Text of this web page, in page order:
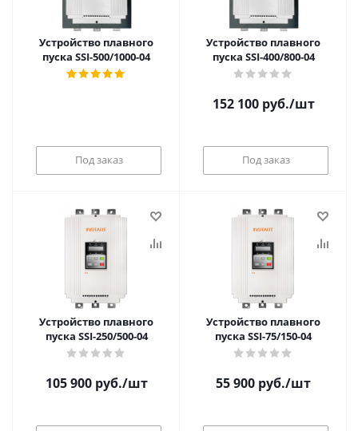
Устройство плавного
пуска SSI-500/1000-04
Под заказ
Устройство плавного
пуска SSI-400/800-04
152 100руб./шт
Под заказ
Устройство плавного
пуска SSI-250/500-04
105 900руб./шт
Устройство плавного
пуска SSI-75/150-04
55 900 руб./шт